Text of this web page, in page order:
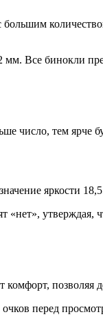
Все бинокли
яркости
«нет», утверждая,
позволяя
перед